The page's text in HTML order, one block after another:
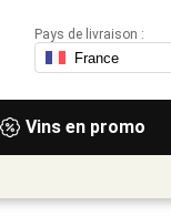
Vins en promo
Pays de livraison :